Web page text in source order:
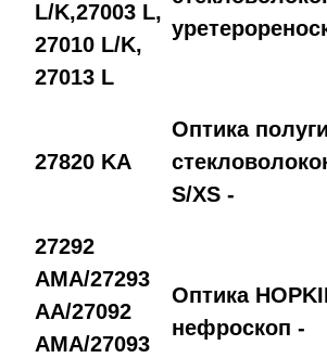
L/K,27003 L,
27010 L/K,
27013 L
27820 KA
Оптика
S/XS -
27292
AMA/27293
AA/27092
AMA/27093
Оптика
нефроскоп -